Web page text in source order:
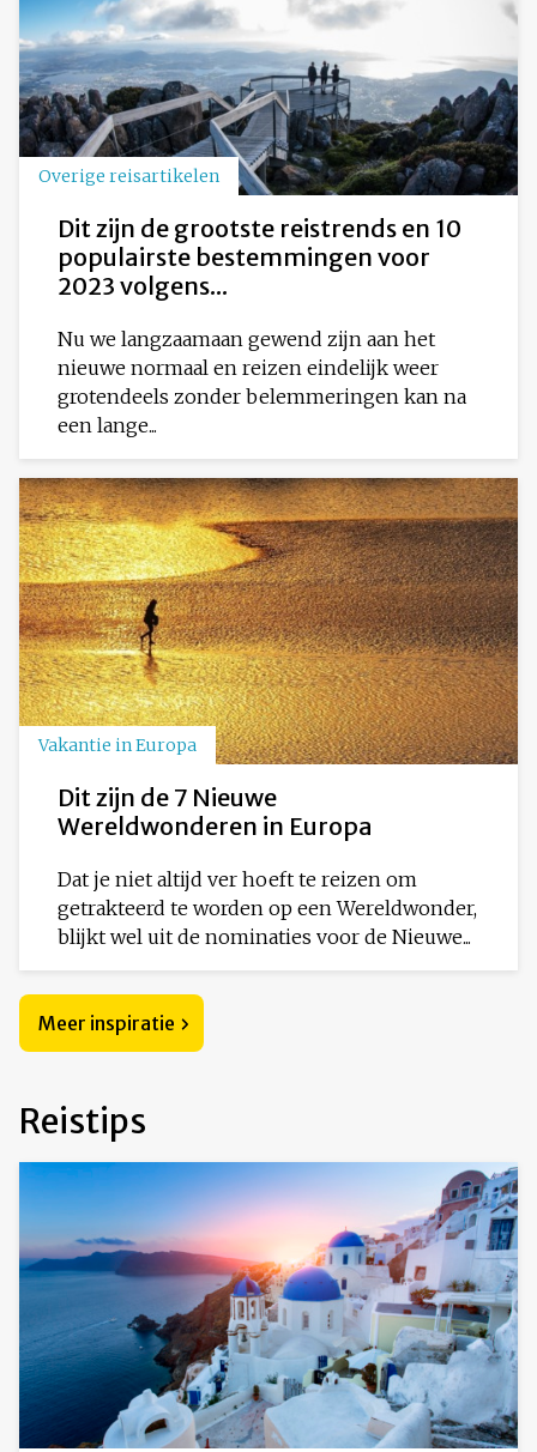
Overige reisartikelen
Dit zijn de grootste reistrends en 10
populairste bestemmingen voor
2023 volgens...
Nu we langzaamaan gewend zijn aan het
nieuwe normaal en reizen eindelijk weer
grotendeels zonder belemmeringen kan na
een lange...
Vakantie in Europa
Dit zijn de 7 Nieuwe
Wereldwonderen in Europa
Dat je niet altijd ver hoeft te reizen om
getrakteerd te worden op een Wereldwonder,
blijkt wel uit de nominaties voor de Nieuwe...
Meer inspiratie
Reistips